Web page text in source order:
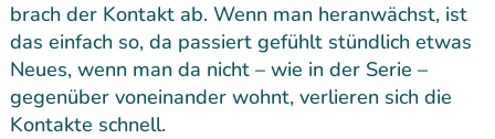
brach der Kontakt ab. Wenn man heranwächst, ist
das einfach so, da passiert gefühlt stündlich etwas
Neues, wenn man da nicht – wie in der Serie –
gegenüber voneinander wohnt, verlieren sich die
Kontakte schnell.